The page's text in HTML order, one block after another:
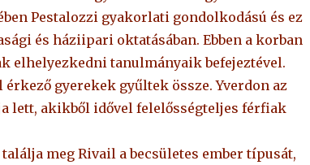
Pestalozzi gyakorlati gondolkodású és ez
és háziipari oktatásában. Ebben a korban
elhelyezkedni tanulmányaik befejeztével.
gyerekek gyűltek össze. Yverdon az
lett, akikből idővel felelősségteljes férfiak
meg Rivail a becsületes ember típusát,